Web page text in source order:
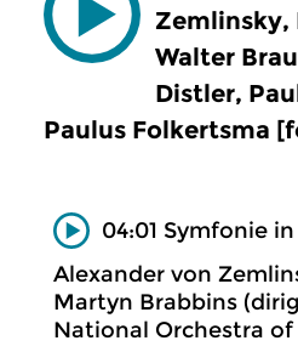
Zemlinsky,
Walter
Distler,
Paulus Folkertsma
04:01 Symfonie in
Alexander von
Martyn Brabbins
National Orchestra of